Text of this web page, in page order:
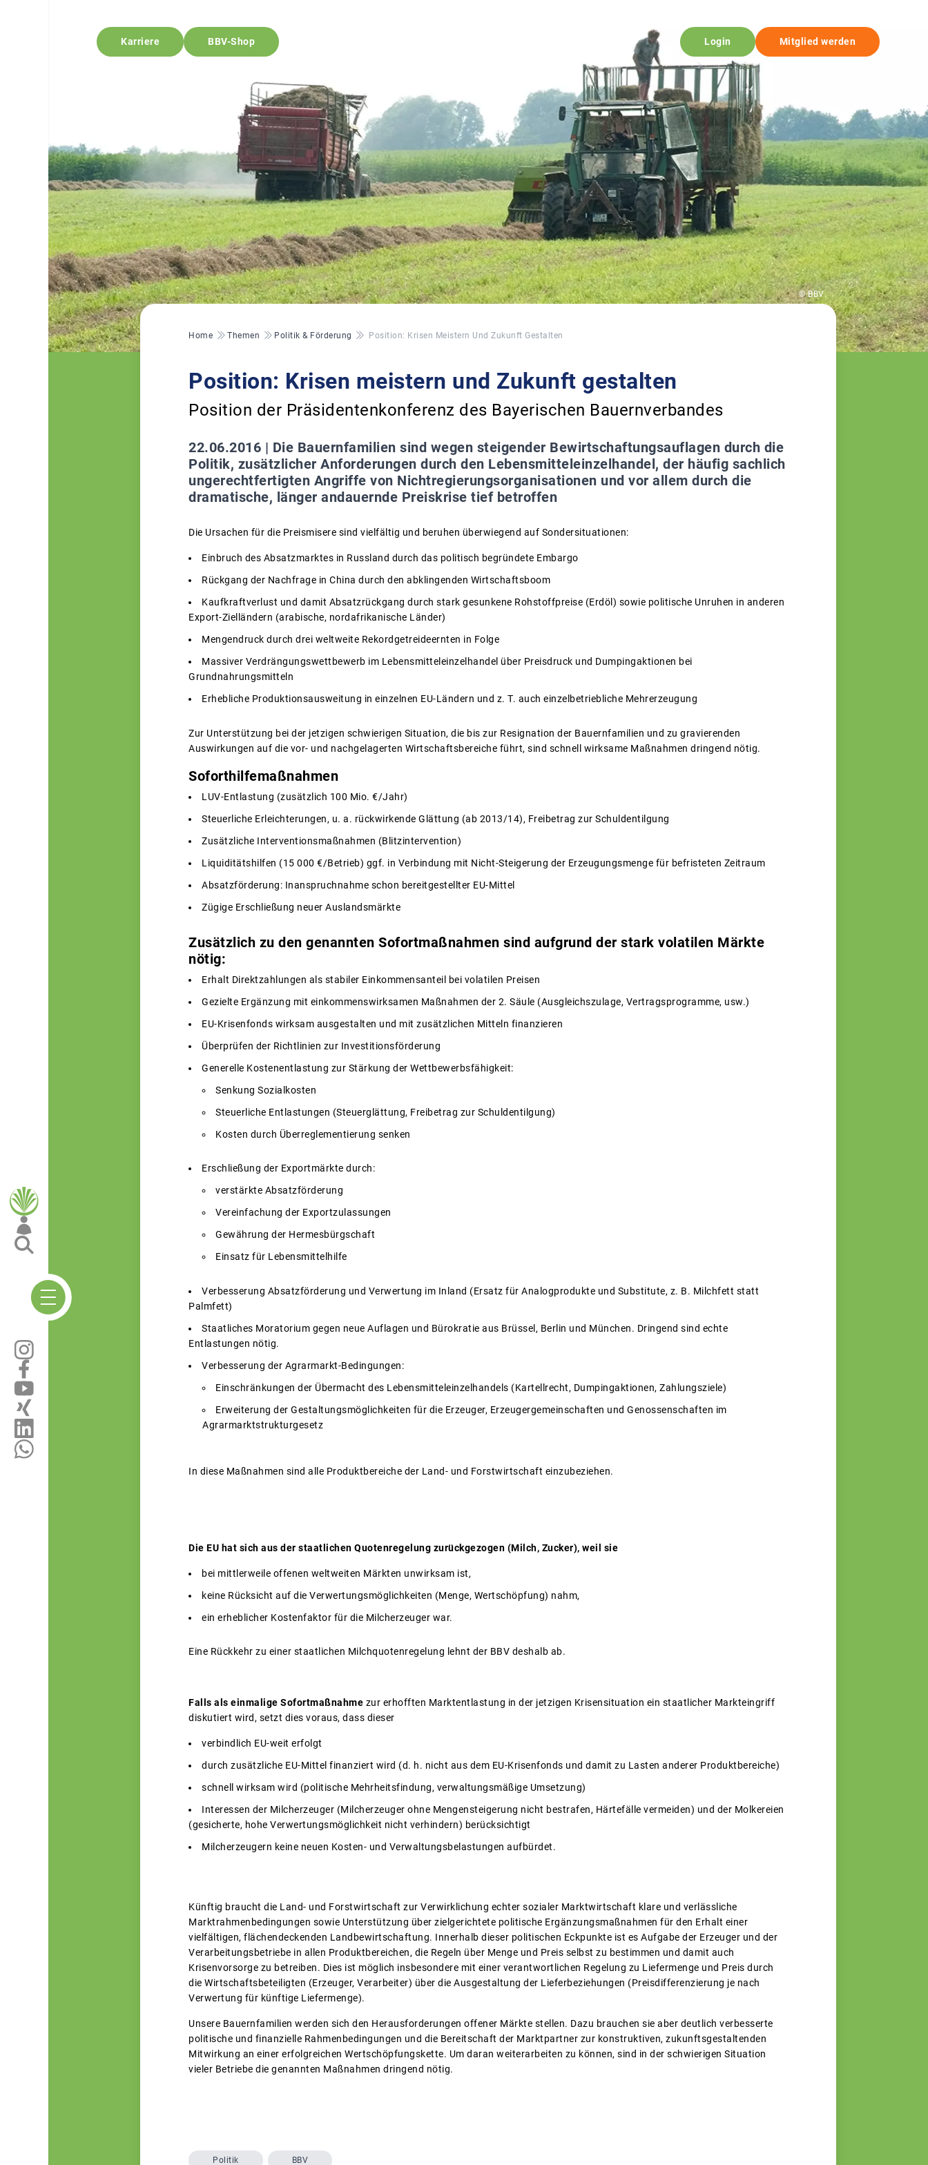
Karriere BBV-Shop Login Mitglied werden
© BBV
Pfadnavigation
Home Themen Politik & Förderung Position: Krisen Meistern Und Zukunft Gestalten
Position: Krisen meistern und Zukunft gestalten
Position der Präsidentenkonferenz des Bayerischen Bauernverbandes
22.06.2016 | Die Bauernfamilien sind wegen steigender Bewirtschaftungsauflagen durch die
Politik, zusätzlicher Anforderungen durch den Lebensmitteleinzelhandel, der häufig sachlich
ungerechtfertigten Angriffe von Nichtregierungsorganisationen und vor allem durch die
dramatische, länger andauernde Preiskrise tief betroffen
Die Ursachen für die Preismisere sind vielfältig und beruhen überwiegend auf Sondersituationen:
Einbruch des Absatzmarktes in Russland durch das politisch begründete Embargo
Rückgang der Nachfrage in China durch den abklingenden Wirtschaftsboom
Kaufkraftverlust und damit Absatzrückgang durch stark gesunkene Rohstoffpreise (Erdöl) sowie politische Unruhen in anderen
Export-Zielländern (arabische, nordafrikanische Länder)
Mengendruck durch drei weltweite Rekordgetreideernten in Folge
Massiver Verdrängungswettbewerb im Lebensmitteleinzelhandel über Preisdruck und Dumpingaktionen bei
Grundnahrungsmitteln
Erhebliche Produktionsausweitung in einzelnen EU-Ländern und z. T. auch einzelbetriebliche Mehrerzeugung
Zur Unterstützung bei der jetzigen schwierigen Situation, die bis zur Resignation der Bauernfamilien und zu gravierenden
Auswirkungen auf die vor- und nachgelagerten Wirtschaftsbereiche führt, sind schnell wirksame Maßnahmen dringend nötig.
Soforthilfemaßnahmen
LUV-Entlastung (zusätzlich 100 Mio. €/Jahr)
Steuerliche Erleichterungen, u. a. rückwirkende Glättung (ab 2013/14), Freibetrag zur Schuldentilgung
Zusätzliche Interventionsmaßnahmen (Blitzintervention)
Liquiditätshilfen (15 000 €/Betrieb) ggf. in Verbindung mit Nicht-Steigerung der Erzeugungsmenge für befristeten Zeitraum
Absatzförderung: Inanspruchnahme schon bereitgestellter EU-Mittel
Zügige Erschließung neuer Auslandsmärkte
Zusätzlich zu den genannten Sofortmaßnahmen sind aufgrund der stark volatilen Märkte
nötig:
Erhalt Direktzahlungen als stabiler Einkommensanteil bei volatilen Preisen
Gezielte Ergänzung mit einkommenswirksamen Maßnahmen der 2. Säule (Ausgleichszulage, Vertragsprogramme, usw.)
EU-Krisenfonds wirksam ausgestalten und mit zusätzlichen Mitteln finanzieren
Überprüfen der Richtlinien zur Investitionsförderung
Generelle Kostenentlastung zur Stärkung der Wettbewerbsfähigkeit:
Senkung Sozialkosten
Steuerliche Entlastungen (Steuerglättung, Freibetrag zur Schuldentilgung)
Kosten durch Überreglementierung senken
Erschließung der Exportmärkte durch:
verstärkte Absatzförderung
Vereinfachung der Exportzulassungen
Gewährung der Hermesbürgschaft
Einsatz für Lebensmittelhilfe
Verbesserung Absatzförderung und Verwertung im Inland (Ersatz für Analogprodukte und Substitute, z. B. Milchfett statt
Palmfett)
Staatliches Moratorium gegen neue Auflagen und Bürokratie aus Brüssel, Berlin und München. Dringend sind echte
Entlastungen nötig.
Verbesserung der Agrarmarkt-Bedingungen:
Einschränkungen der Übermacht des Lebensmitteleinzelhandels (Kartellrecht, Dumpingaktionen, Zahlungsziele)
Erweiterung der Gestaltungsmöglichkeiten für die Erzeuger, Erzeugergemeinschaften und Genossenschaften im
Agrarmarktstrukturgesetz
In diese Maßnahmen sind alle Produktbereiche der Land- und Forstwirtschaft einzubeziehen.
Die EU hat sich aus der staatlichen Quotenregelung zurückgezogen (Milch, Zucker), weil sie
bei mittlerweile offenen weltweiten Märkten unwirksam ist,
keine Rücksicht auf die Verwertungsmöglichkeiten (Menge, Wertschöpfung) nahm,
ein erheblicher Kostenfaktor für die Milcherzeuger war.
Eine Rückkehr zu einer staatlichen Milchquotenregelung lehnt der BBV deshalb ab.
Falls als einmalige Sofortmaßnahme zur erhofften Marktentlastung in der jetzigen Krisensituation ein staatlicher Markteingriff
diskutiert wird, setzt dies voraus, dass dieser
verbindlich EU-weit erfolgt
durch zusätzliche EU-Mittel finanziert wird (d. h. nicht aus dem EU-Krisenfonds und damit zu Lasten anderer Produktbereiche)
schnell wirksam wird (politische Mehrheitsfindung, verwaltungsmäßige Umsetzung)
Interessen der Milcherzeuger (Milcherzeuger ohne Mengensteigerung nicht bestrafen, Härtefälle vermeiden) und der Molkereien
(gesicherte, hohe Verwertungsmöglichkeit nicht verhindern) berücksichtigt
Milcherzeugern keine neuen Kosten- und Verwaltungsbelastungen aufbürdet.
Künftig braucht die Land- und Forstwirtschaft zur Verwirklichung echter sozialer Marktwirtschaft klare und verlässliche
Marktrahmenbedingungen sowie Unterstützung über zielgerichtete politische Ergänzungsmaßnahmen für den Erhalt einer
vielfältigen, flächendeckenden Landbewirtschaftung. Innerhalb dieser politischen Eckpunkte ist es Aufgabe der Erzeuger und der
Verarbeitungsbetriebe in allen Produktbereichen, die Regeln über Menge und Preis selbst zu bestimmen und damit auch
Krisenvorsorge zu betreiben. Dies ist möglich insbesondere mit einer verantwortlichen Regelung zu Liefermenge und Preis durch
die Wirtschaftsbeteiligten (Erzeuger, Verarbeiter) über die Ausgestaltung der Lieferbeziehungen (Preisdifferenzierung je nach
Verwertung für künftige Liefermenge).
Unsere Bauernfamilien werden sich den Herausforderungen offener Märkte stellen. Dazu brauchen sie aber deutlich verbesserte
politische und finanzielle Rahmenbedingungen und die Bereitschaft der Marktpartner zur konstruktiven, zukunftsgestaltenden
Mitwirkung an einer erfolgreichen Wertschöpfungskette. Um daran weiterarbeiten zu können, sind in der schwierigen Situation
vieler Betriebe die genannten Maßnahmen dringend nötig.
Politik BBV